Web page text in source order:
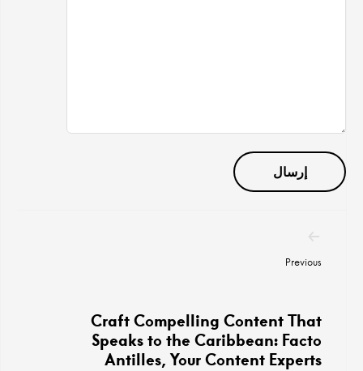
المنشورات
Previous
Craft Compelling Content That
Speaks to the Caribbean: Facto
Antilles, Your Content Experts